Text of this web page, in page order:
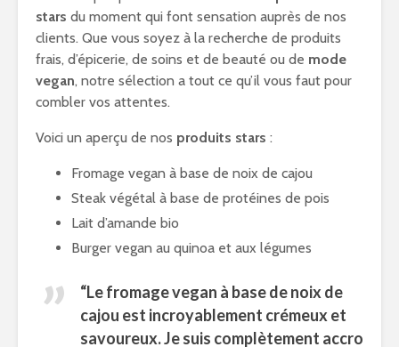
stars du moment qui font sensation auprès de nos
clients. Que vous soyez à la recherche de produits
frais, d’épicerie, de soins et de beauté ou de mode
vegan, notre sélection a tout ce qu’il vous faut pour
combler vos attentes.
Voici un aperçu de nos produits stars :
Fromage vegan à base de noix de cajou
Steak végétal à base de protéines de pois
Lait d’amande bio
Burger vegan au quinoa et aux légumes
“Le fromage vegan à base de noix de
cajou est incroyablement crémeux et
savoureux. Je suis complètement accro